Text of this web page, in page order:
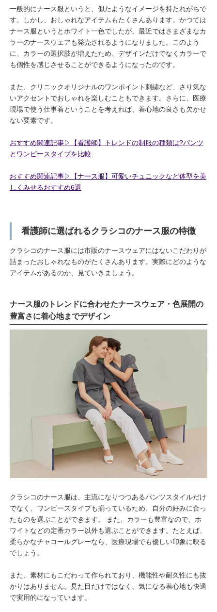
一般的にナース服というと、似たようなイメージを持たれがちで
す。しかし、おしゃれなアイテムもたくさんあります。かつては
ナース服というとホワイト一色でしたが、最近ではさまざまなカ
ラーのナースウェアも発売されるようになりました。このよう
に、カラーの選択肢が増えたため、デザインだけでなくカラーで
も個性を感じさせることができるようになったのです。
また、クリニックオリジナルのワンポイント刺繍など、さり気な
いアクセントでおしゃれを楽しむこともできます。さらに、医療
現場で使う仕事着ということを考えれば、着心地の良さも欠かせ
ない要素です。
おすすめ関連記事▷【看護師】トレンドの制服の種類は?パンツ
とワンピースタイプを比較
おすすめ関連記事▷【ナース服】可愛いチュニックなど体型を美
しくみせるおすすめ6選
看護師に選ばれるクラシコのナース服の特徴
クラシコのナース服には市販のナースウェアにはないこだわりが
詰まったおしゃれなものがたくさんあります。実際にどのような
アイテムがあるのか、見ていきましょう。
ナース服のトレンドに合わせたナースウェア・色展開の
豊富さに着心地までデザイン
クラシコのナース服は、主流になりつつあるパンツスタイルだけ
でなく、ワンピースタイプも揃っているため、自分の好みに合っ
たものを選ぶことができます。 また、カラーも豊富なので、ホ
ワイトなどの定番カラー以外も選ぶことができます。たとえば、
柔らかなチャコールグレーなら、医療現場でも優しい印象に映る
でしょう。
また、素材にもこだわって作られており、機能性や耐久性にも抜
かりはありません。見た目だけではなく、気になる着心地も快適
で実用的になっています。